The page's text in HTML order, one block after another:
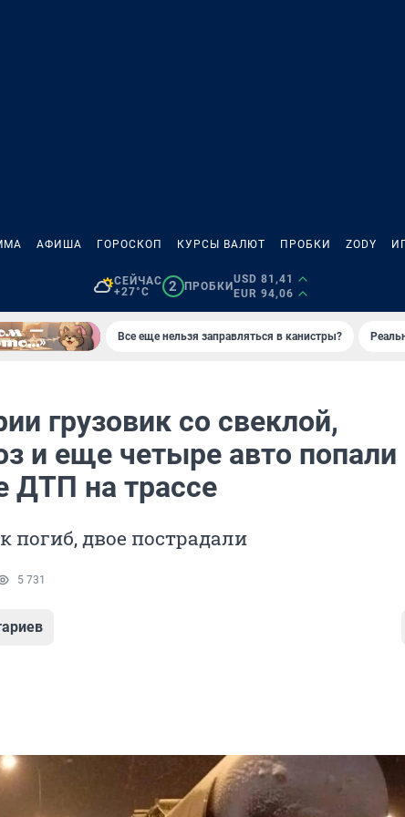
АФИША ГОРОСКОП КУРСЫ ВАЛЮТ ПРОБКИ ZODY
СЕЙЧАС
+27°C
2 ПРОБКИ
USD 81,41
EUR 94,06
Все еще нельзя заправляться в канистры?
грузовик со свеклой,
и еще четыре авто попали
ДТП на трассе
погиб, двое пострадали
5 731